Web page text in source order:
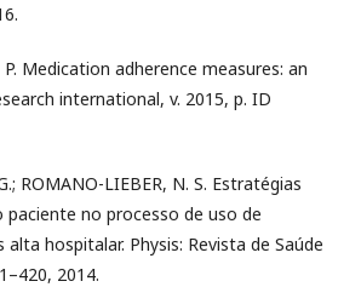
P. Medication adherence measures: an
international, v. 2015, p. ID
ROMANO-LIEBER, N. S. Estratégias
paciente no processo de uso de
hospitalar. Physis: Revista de Saúde
2014.